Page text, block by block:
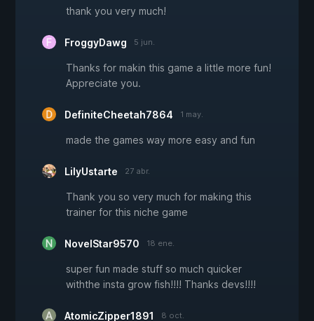
thank you very much!
FroggyDawg 5 jun.
Thanks for makin this game a little more fun!
Appreciate you.
DefiniteCheetah7864 1 may.
made the games way more easy and fun
LilyUstarte 27 abr.
Thank you so very much for making this
trainer for this niche game
NovelStar9570 18 ene.
super fun made stuff so much quicker
withthe insta grow fish!!!! Thanks devs!!!!
AtomicZipper1891 8 oct.